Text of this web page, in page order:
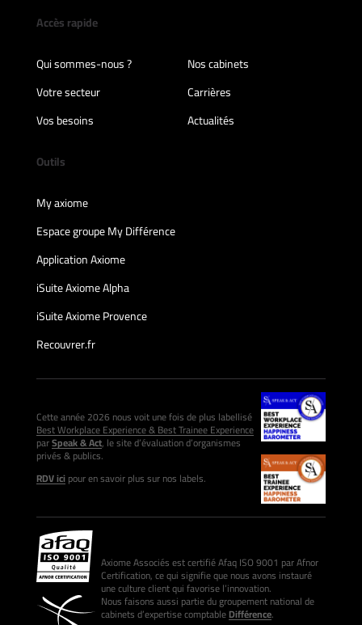
Accès rapide
Qui sommes-nous ?
Nos cabinets
Votre secteur
Carrières
Vos besoins
Actualités
Outils
My axiome
Espace groupe My Différence
Application Axiome
iSuite Axiome Alpha
iSuite Axiome Provence
Recouvrer.fr
Cette année 2026 nous voit une fois de plus labellisé
Best Workplace Experience & Best Trainee Experience
parSpeak & Act, le site d’évaluation d’organismes
privés & publics.
RDV icipour en savoir plus sur nos labels.
Axiome Associés est certifié Afaq ISO 9001 par Afnor
Certification, ce qui signifie que nous avons instauré
une culture client qui favorise l’innovation.
Nous faisons aussi partie du groupement national de
cabinets d’expertise comptableDifférence.